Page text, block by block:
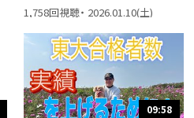
1,758回視聴・ 2026.01.10(土)
09:58